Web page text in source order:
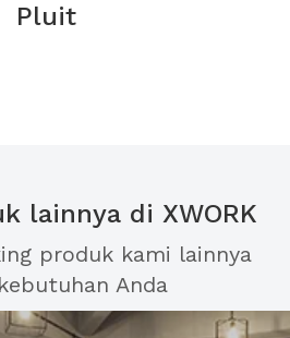
Pluit
lainnya di XWORK
produk kami lainnya
Anda